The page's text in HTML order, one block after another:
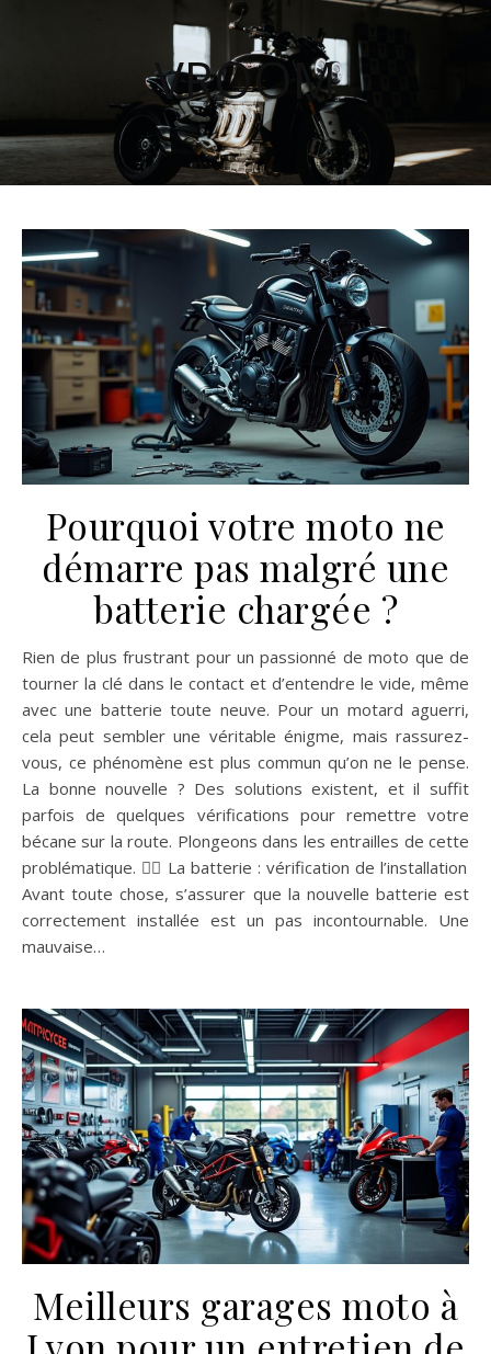
VROOM
Pourquoi votre moto ne
démarre pas malgré une
batterie chargée ?
Rien de plus frustrant pour un passionné de moto que de
tourner la clé dans le contact et d’entendre le vide, même
avec une batterie toute neuve. Pour un motard aguerri,
cela peut sembler une véritable énigme, mais rassurez-
vous, ce phénomène est plus commun qu’on ne le pense.
La bonne nouvelle ? Des solutions existent, et il suffit
parfois de quelques vérifications pour remettre votre
bécane sur la route. Plongeons dans les entrailles de cette
problématique. 🚴‍♂️ La batterie : vérification de l’installation
Avant toute chose, s’assurer que la nouvelle batterie est
correctement installée est un pas incontournable. Une
mauvaise…
Meilleurs garages moto à